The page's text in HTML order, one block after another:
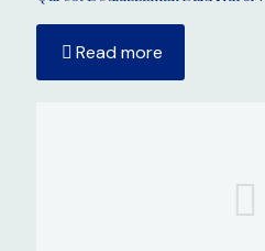
Read more